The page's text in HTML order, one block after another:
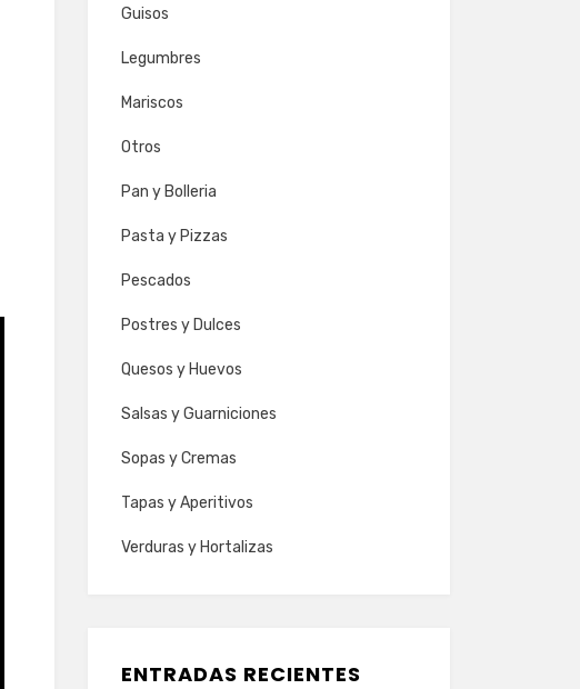
Guisos
Legumbres
Mariscos
Otros
Pan y Bolleria
Pasta y Pizzas
Pescados
Postres y Dulces
Quesos y Huevos
Salsas y Guarniciones
Sopas y Cremas
Tapas y Aperitivos
Verduras y Hortalizas
ENTRADAS RECIENTES